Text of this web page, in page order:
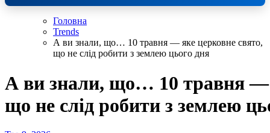
Головна
Trends
А ви знали, що… 10 травня — яке церковне свято,
що не слід робити з землею цього дня
А ви знали, що… 10 травня —
що не слід робити з землею